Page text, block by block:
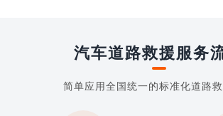
汽车道路救援服务
简单应用全国统一的标准化道路